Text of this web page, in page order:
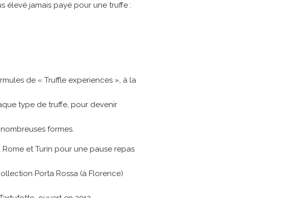
élevé jamais payé pour une truffe :
de « Truffle experiences », à la
type de truffe, pour devenir
formes.
et Turin pour une pause repas
Porta Rossa (à Florence)